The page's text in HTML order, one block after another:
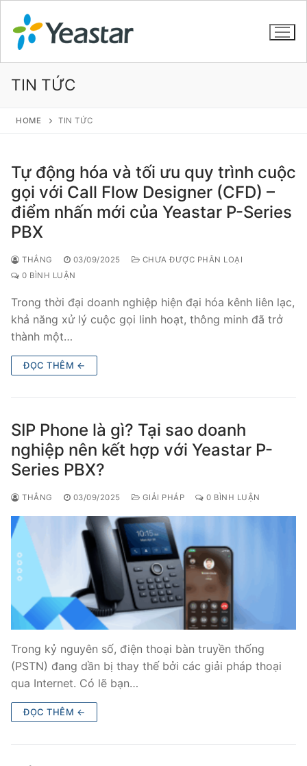
GIỚI THIỆU
VOIP PBX FOR SME
Tổng đài VoIP Yeastar S412
Tổng đài VoIP Yeastar S20
Tổng đài VoIP Yeastar S50
Tổng đài VoIP Yeastar S100
Tổng đài VoIP Yeastar S300
HOSTED PHONE SYSTEM
IPPBX FOR LARGE ENTERPRISES
Tổng đài Yeastar K2
VOIP GATEWAY
FXO VoIP Gateway
VoIP GSM / 3G / 4G Gateways
E1 / T1 / PRI VoIP Gateway
PRI VoIP Gateway TE100
PRI VoIP Gateway TE200
BRI VoIP Gateway
LIÊN HỆ
TIN TỨC
HOME TIN TỨC
Tự động hóa và tối ưu quy trình cuộc
gọi với Call Flow Designer (CFD) –
điểm nhấn mới của Yeastar P-Series
PBX
THẮNG 03/09/2025
CHƯA ĐƯỢC PHÂN LOẠI
0 BÌNH LUẬN
Trong thời đại doanh nghiệp hiện đại hóa kênh liên lạc,
khả năng xử lý cuộc gọi linh hoạt, thông minh đã trở
thành một…
ĐỌC THÊM ←
SIP Phone là gì? Tại sao doanh
nghiệp nên kết hợp với Yeastar P-
Series PBX?
THẮNG 03/09/2025 GIẢI PHÁP 0 BÌNH LUẬN
Trong kỷ nguyên số, điện thoại bàn truyền thống
(PSTN) đang dần bị thay thế bởi các giải pháp thoại
qua Internet. Có lẽ bạn…
ĐỌC THÊM ←